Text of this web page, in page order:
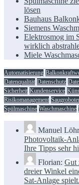
lösen
Bauhaus
Siemens
Elektrosmog im
wirklich
Miele
Automatisierung
Datenqualität Datenschutz
Sicherheit Kundenservice
Risikomanagement
Spülmaschine Waschmaschine
Manuel
Photovoltaik-
Ihre Tipps sehr
Florian: Gut
dreier Winkel
Sat-Anlage